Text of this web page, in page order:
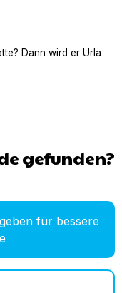
Dann wird er
gefunden?
für bessere